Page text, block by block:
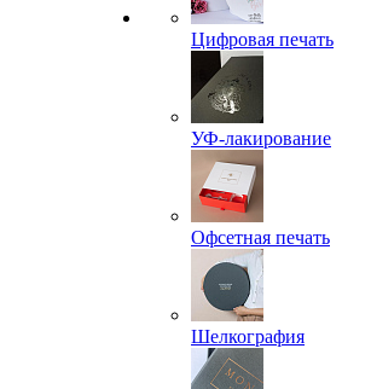
Цифровая печать
УФ-лакирование
Офсетная печать
Шелкография